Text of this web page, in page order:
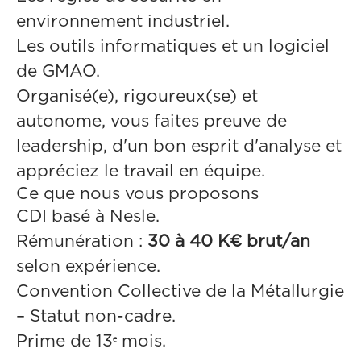
environnement industriel.
Les outils informatiques et un logiciel
de GMAO.
Organisé(e), rigoureux(se) et
autonome, vous faites preuve de
leadership, d'un bon esprit d'analyse et
appréciez le travail en équipe.
Ce que nous vous proposons
CDI basé à Nesle.
Rémunération : 30 à 40 K€ brut/an
selon expérience.
Convention Collective de la Métallurgie
– Statut non-cadre.
Prime de 13ᵉ mois.